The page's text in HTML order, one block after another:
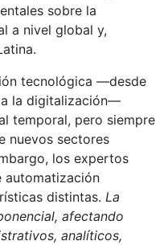
sobre la
a nivel global y,
tecnológica —desde
la digitalización—
temporal, pero siempre
nuevos sectores
los expertos
automatización
distintas. La
afectando
analíticos,